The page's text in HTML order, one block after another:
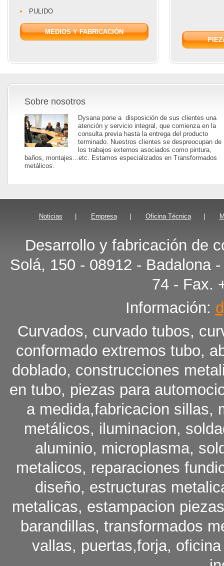
PULIDO
MEDIOS Y FABRICACIÓN
Sobre nosotros
Dysana pone a disposición de sus clientes una
atención y servicio integral, que comienza en la
consulta previa hasta la entrega del producto
terminado. Nuestros clientes se despreocupan de
los trabajos externos asociados como pintura,
baños, montajes...etc. Estamos especializados en Transformados
metálicos.
Noticias Empresa Oficina Técnica
Desarrollo y fabricación de
Solá, 150 - 08912 - Badalona
74 - Fax.
Información:
Curvados, curvado tubos,
conformado extremos tubo,
doblado, construcciones
en tubo, piezas para
a medida,fabricacion sillas,
metálicos, iluminacion,
aluminio, microplasma,
metalicos, reparaciones
diseño, estructuras
metalicas, estampacion
barandillas, transformados
vallas, puertas,forja,